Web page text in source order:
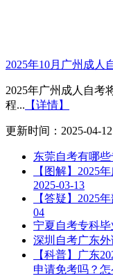
2025年10月广州成人
2025年广州成人自考
程... 【详情】
更新时间：2025-04-12
东莞自考有哪些
【图解】2025
2025-03-13
【答疑】2025
04
宁夏自考专科
深圳自考广东
【科普】广东
申请免考吗？怎